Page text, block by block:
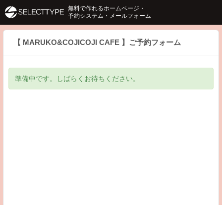
【 MARUKO&COJICOJI CAFE 】ご予約フォーム
準備中です。しばらくお待ちください。
無料で作れるホームページ・
予約システム・メールフォーム